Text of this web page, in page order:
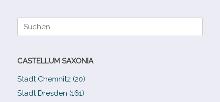
Suche
CASTELLUM SAXONIA
Stadt Chemnitz (20)
Stadt Dresden (161)